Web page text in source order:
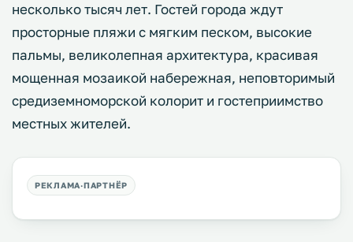
несколько тысяч лет. Гостей города ждут
просторные пляжи с мягким песком, высокие
пальмы, великолепная архитектура, красивая
мощенная мозаикой набережная, неповторимый
средиземноморской колорит и гостеприимство
местных жителей.